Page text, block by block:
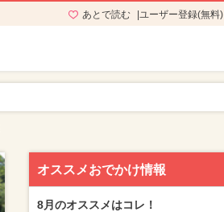
あとで読む ユーザー登録(無料)
オススメおでかけ情報
8月のオススメはコレ！